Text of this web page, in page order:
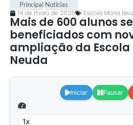
Principal Notícias
14 de maio de 2026 Escola Maria
Mais de 600 alunos
beneficiados com
ampliação da Escola
Neuda
Iniciar Pausar